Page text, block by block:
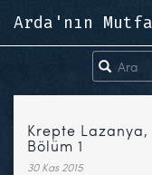
Arda'nın
Krepte
Bölüm 1
30 Kas 2015